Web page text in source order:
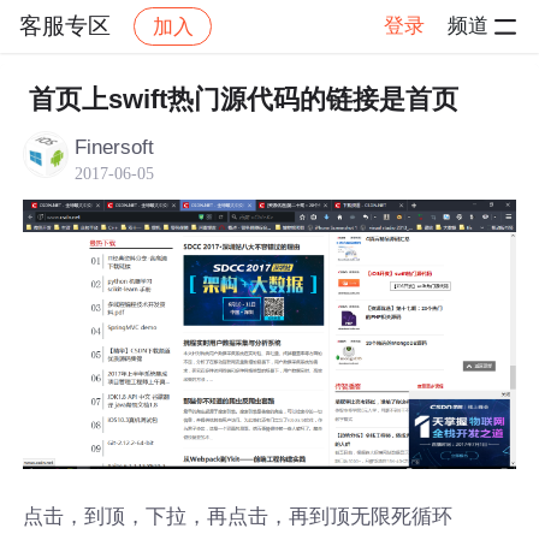
客服专区 加入 登录 频道
社区 客服专区 帖子详情
首页上swift热门源代码的链接是首页
Finersoft
2017-06-05
点击，到顶，下拉，再点击，再到顶无限死循环